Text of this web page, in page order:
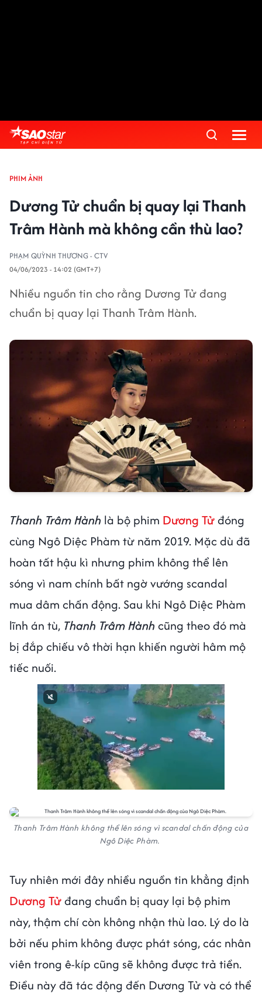
PHIM ẢNH
Dương Tử chuẩn bị quay lại Thanh
Trâm Hành mà không cần thù lao?
PHẠM QUỲNH THƯƠNG - CTV
04/06/2023 - 14:02 (GMT+7)
Nhiều nguồn tin cho rằng Dương Tử đang
chuẩn bị quay lại Thanh Trâm Hành.
Thanh Trâm Hành là bộ phim Dương Tửđóng
cùng Ngô Diệc Phàm từ năm 2019. Mặc dù đã
hoàn tất hậu kì nhưng phim không thể lên
sóng vì nam chính bất ngờ vướng scandal
mua dâm chấn động. Sau khi Ngô Diệc Phàm
lĩnh án tù, Thanh Trâm Hành cũng theo đó mà
bị đắp chiếu vô thời hạn khiến người hâm mộ
tiếc nuối.
Thanh Trâm Hành không thể lên sóng vì scandal chấn động của
Ngô Diệc Phàm.
Tuy nhiên mới đây nhiều nguồn tin khẳng định
Dương Tửđang chuẩn bị quay lại bộ phim
này, thậm chí còn không nhận thù lao. Lý do là
bởi nếu phim không được phát sóng, các nhân
viên trong ê-kíp cũng sẽ không được trả tiền.
Điều này đã tác động đến Dương Tử và có thể